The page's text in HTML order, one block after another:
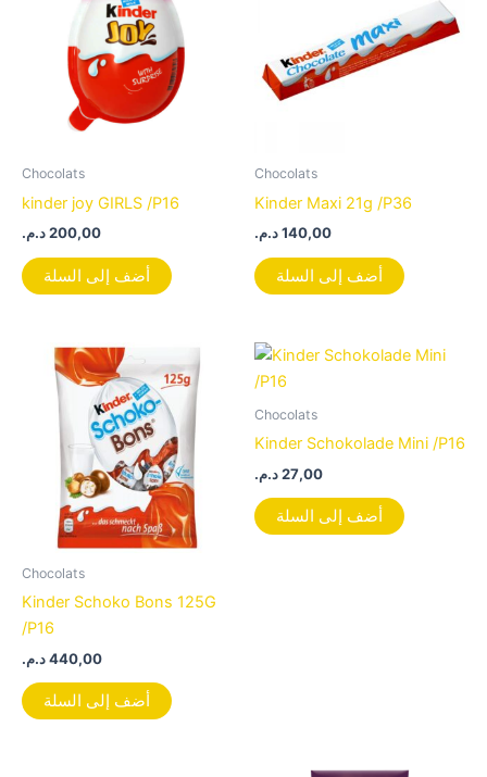
Chocolats
kinder joy GIRLS /P16
200,00د.م.
أضف إلى السلة
Chocolats
Kinder Maxi 21g /P36
140,00د.م.
أضف إلى السلة
Chocolats
Kinder Schoko Bons 125G
/P16
440,00د.م.
أضف إلى السلة
Chocolats
Kinder Schokolade Mini /P16
27,00د.م.
أضف إلى السلة